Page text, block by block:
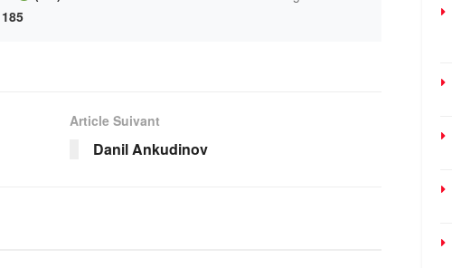
185
Article Suivant
Danil Ankudinov